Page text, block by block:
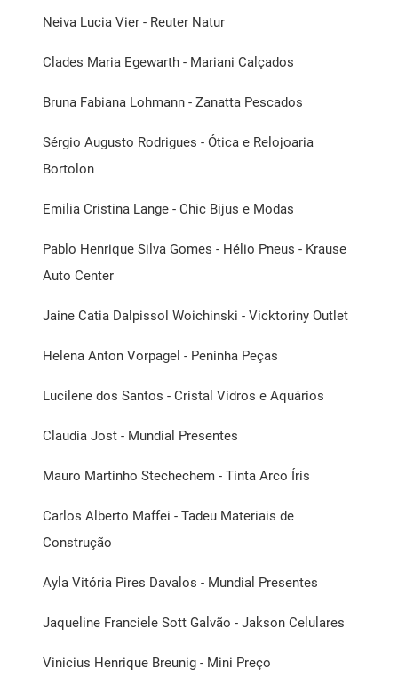
Neiva Lucia Vier - Reuter Natur
Clades Maria Egewarth - Mariani Calçados
Bruna Fabiana Lohmann - Zanatta Pescados
Sérgio Augusto Rodrigues - Ótica e Relojoaria
Bortolon
Emilia Cristina Lange - Chic Bijus e Modas
Pablo Henrique Silva Gomes - Hélio Pneus - Krause
Auto Center
Jaine Catia Dalpissol Woichinski - Vicktoriny Outlet
Helena Anton Vorpagel - Peninha Peças
Lucilene dos Santos - Cristal Vidros e Aquários
Claudia Jost - Mundial Presentes
Mauro Martinho Stechechem - Tinta Arco Íris
Carlos Alberto Maffei - Tadeu Materiais de
Construção
Ayla Vitória Pires Davalos - Mundial Presentes
Jaqueline Franciele Sott Galvão - Jakson Celulares
Vinicius Henrique Breunig - Mini Preço